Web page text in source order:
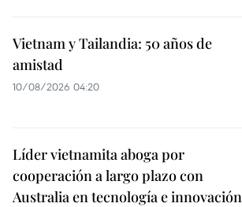
Vietnam y Tailandia: 50 años de
amistad
10/08/2026 04:20
Líder vietnamita aboga por
cooperación a largo plazo con
Australia en tecnología e innovación